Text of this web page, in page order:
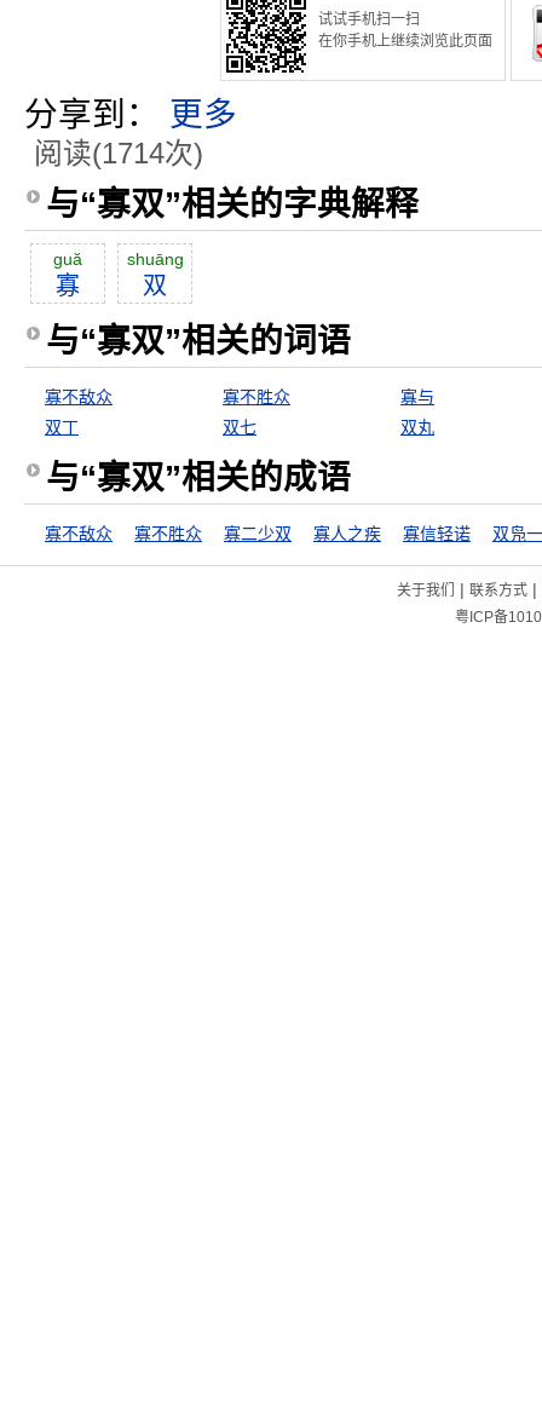
试试手机扫一扫
在你手机上继续浏览此页面
分享到： 更多
阅读(1714次)
与“寡双”相关的字典解释
guă
寡
shuāng
双
与“寡双”相关的词语
寡不敌众 寡不胜众
寡与
双丁
双七 双丸
与“寡双”相关的成语
寡不敌众 寡不胜众 寡二少双 寡人之疾 寡信轻诺 双凫
关于我们 | 联系方式|
粤ICP备